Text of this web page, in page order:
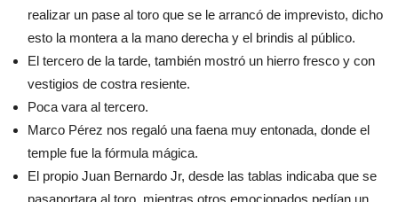
realizar un pase al toro que se le arrancó de imprevisto, dicho
esto la montera a la mano derecha y el brindis al público.
El tercero de la tarde, también mostró un hierro fresco y con
vestigios de costra resiente.
Poca vara al tercero.
Marco Pérez nos regaló una faena muy entonada, donde el
temple fue la fórmula mágica.
El propio Juan Bernardo Jr, desde las tablas indicaba que se
pasaportara al toro, mientras otros emocionados pedían un